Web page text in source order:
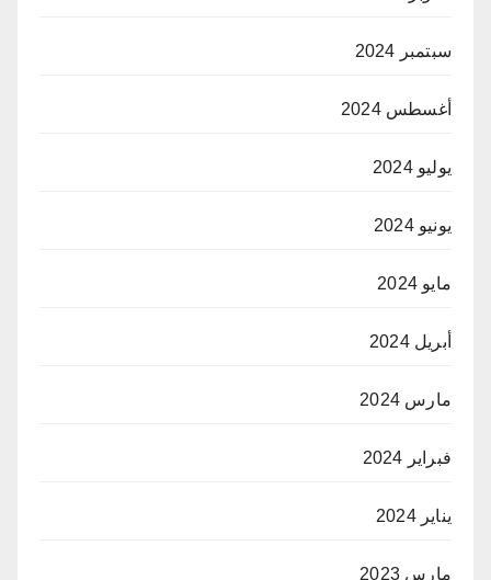
سبتمبر 2024
أغسطس 2024
يوليو 2024
يونيو 2024
مايو 2024
أبريل 2024
مارس 2024
فبراير 2024
يناير 2024
مارس 2023